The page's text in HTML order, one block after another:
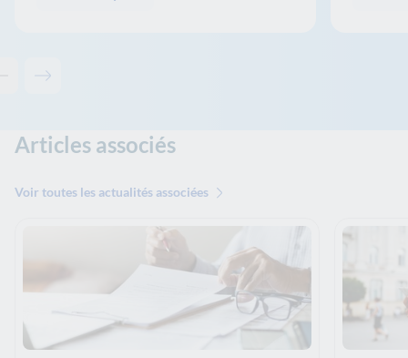
Contenu précédent - Nos crédits à impact
Contenu suivant - Nos crédits à impact
Articles associés
Voir toutes les actualités associées